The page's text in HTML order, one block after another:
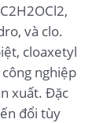
và clo.
cloaxetyl
nghiệp
xuất. Đặc
đổi tùy